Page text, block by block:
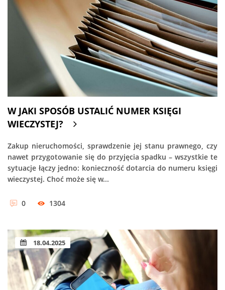
W JAKI SPOSÓB USTALIĆ NUMER KSIĘGI
WIECZYSTEJ?
Zakup nieruchomości, sprawdzenie jej stanu prawnego, czy
nawet przygotowanie się do przyjęcia spadku – wszystkie te
sytuacje łączy jedno: konieczność dotarcia do numeru księgi
wieczystej. Choć może się w...
0 1304
18.04.2025